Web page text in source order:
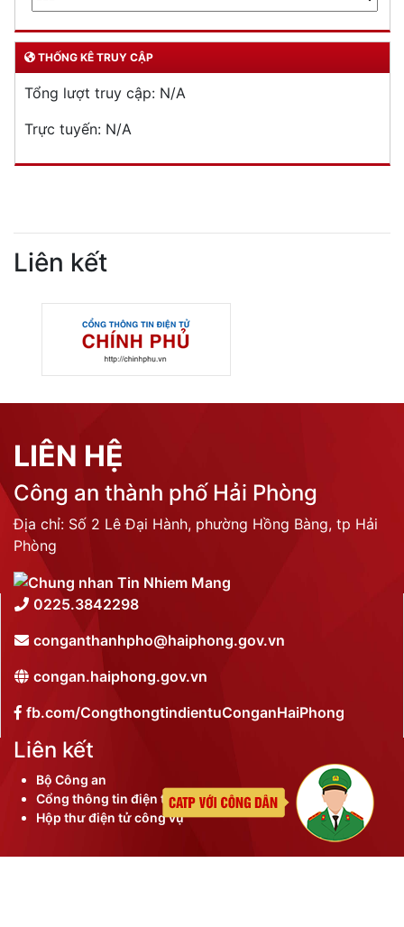
THỐNG KÊ TRUY CẬP
Tổng lượt truy cập: N/A
Trực tuyến: N/A
Liên kết
LIÊN HỆ
Công an thành phố Hải Phòng
Địa chỉ: Số 2 Lê Đại Hành, phường Hồng Bàng, tp Hải
Phòng
0225.3842298
conganthanhpho@haiphong.gov.vn
congan.haiphong.gov.vn
fb.com/CongthongtindientuConganHaiPhong
Liên kết
Bộ Công an
Cổng thông tin điện tử thành phố
Hộp thư điện tử công vụ